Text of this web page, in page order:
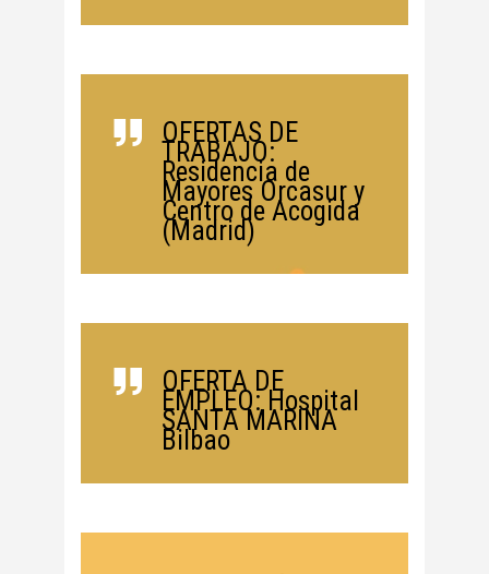
OFERTAS DE
TRABAJO:
Residencia de
Mayores Orcasur y
Centro de Acogida
(Madrid)
OFERTA DE
EMPLEO: Hospital
SANTA MARINA
Bilbao